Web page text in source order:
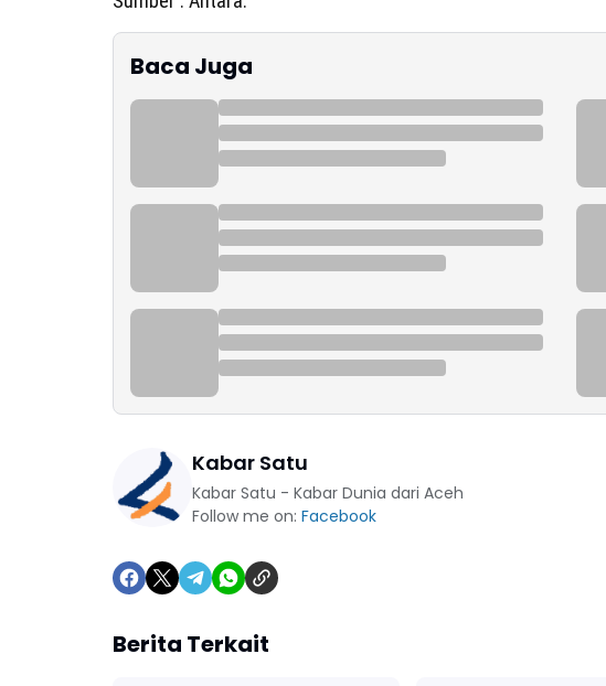
Baca Juga
Kabar Satu
Kabar Satu - Kabar Dunia dari Aceh
Follow me on: Facebook
Berita Terkait